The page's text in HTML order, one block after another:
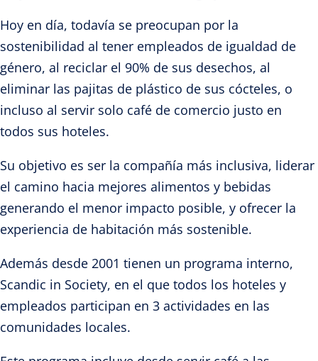
Hoy en día, todavía se preocupan por la
sostenibilidad al tener empleados de igualdad de
género, al reciclar el 90% de sus desechos, al
eliminar las pajitas de plástico de sus cócteles, o
incluso al servir solo café de comercio justo en
todos sus hoteles.
Su objetivo es ser la compañía más inclusiva, liderar
el camino hacia mejores alimentos y bebidas
generando el menor impacto posible, y ofrecer la
experiencia de habitación más sostenible.
Además desde 2001 tienen un programa interno,
Scandic in Society, en el que todos los hoteles y
empleados participan en 3 actividades en las
comunidades locales.